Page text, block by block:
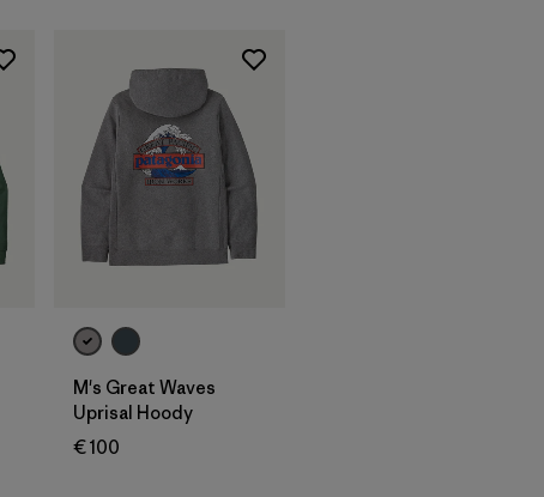
M's Great Waves
Uprisal Hoody
€ 100